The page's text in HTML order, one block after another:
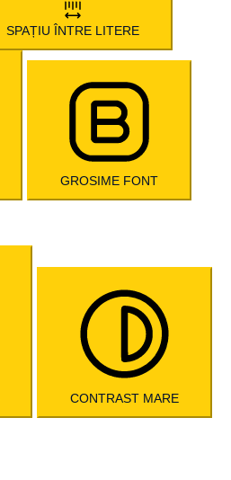
SPAȚIU ÎNTRE LITERE
GROSIME FONT
CONTRAST MARE